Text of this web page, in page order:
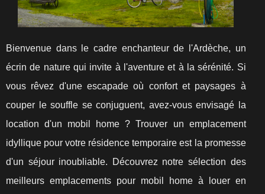
Bienvenue dans le cadre enchanteur de l'Ardèche, un
écrin de nature qui invite à l'aventure et à la sérénité. Si
vous rêvez d'une escapade où confort et paysages à
couper le souffle se conjuguent, avez-vous envisagé la
location d'un mobil home ? Trouver un emplacement
idyllique pour votre résidence temporaire est la promesse
d'un séjour inoubliable. Découvrez notre sélection des
meilleurs emplacements pour mobil home à louer en